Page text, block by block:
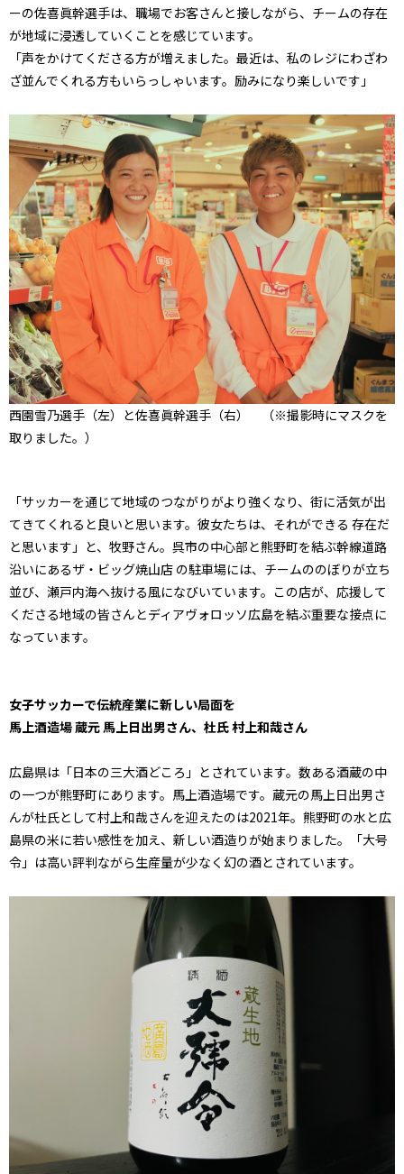
ーの佐喜眞幹選手は、職場でお客さんと接しながら、チームの存在
が地域に浸透していくことを感じています。
「声をかけてくださる方が増えました。最近は、私のレジにわざわ
ざ並んでくれる方もいらっしゃいます。励みになり楽しいです」
西園雪乃選手（左）と佐喜眞幹選手（右） （※撮影時にマスクを
取りました。）
「サッカーを通じて地域のつながりがより強くなり、街に活気が出
てきてくれると良いと思います。彼女たちは、それができる 存在だ
と思います」と、牧野さん。呉市の中心部と熊野町を結ぶ幹線道路
沿いにあるザ・ビッグ焼山店 の駐車場には、チームののぼりが立ち
並び、瀬戸内海へ抜ける風になびいています。この店が、応援して
くださる地域の皆さんとディアヴォロッソ広島を結ぶ重要な接点に
なっています。
女子サッカーで伝統産業に新しい局面を
馬上酒造場 蔵元 馬上日出男さん、杜氏 村上和哉さん
広島県は「日本の三大酒どころ」とされています。数ある酒蔵の中
の一つが熊野町にあります。馬上酒造場です。蔵元の馬上日出男さ
んが杜氏として村上和哉さんを迎えたのは2021年。熊野町の水と広
島県の米に若い感性を加え、新しい酒造りが始まりました。「大号
令」は高い評判ながら生産量が少なく幻の酒とされています。